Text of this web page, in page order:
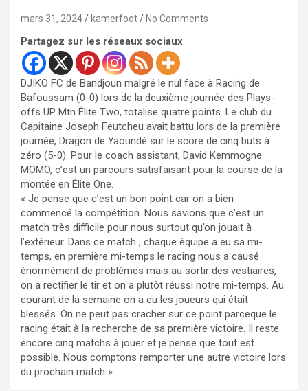
mars 31, 2024 kamerfoot No Comments
Partagez sur les réseaux sociaux
DJIKO FC de Bandjoun malgré le nul face à Racing de
Bafoussam (0-0) lors de la deuxième journée des Plays-
offs UP Mtn Élite Two, totalise quatre points. Le club du
Capitaine Joseph Feutcheu avait battu lors de la première
journée, Dragon de Yaoundé sur le score de cinq buts à
zéro (5-0). Pour le coach assistant, David Kemmogne
MOMO, c’est un parcours satisfaisant pour la course de la
montée en Élite One.
« Je pense que c’est un bon point car on a bien
commencé la compétition. Nous savions que c’est un
match très difficile pour nous surtout qu’on jouait à
l’extérieur. Dans ce match , chaque équipe a eu sa mi-
temps, en première mi-temps le racing nous a causé
énormément de problèmes mais au sortir des vestiaires,
on a rectifier le tir et on a plutôt réussi notre mi-temps. Au
courant de la semaine on a eu les joueurs qui était
blessés. On ne peut pas cracher sur ce point parceque le
racing était à la recherche de sa première victoire. Il reste
encore cinq matchs à jouer et je pense que tout est
possible. Nous comptons remporter une autre victoire lors
du prochain match ».